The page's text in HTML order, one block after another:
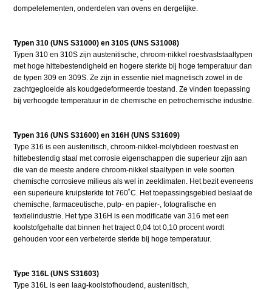
dompelelementen, onderdelen van ovens en dergelijke.
Typen 310 (UNS S31000) en 310S (UNS S31008)
Typen 310 en 310S zijn austenitische, chroom-nikkel roestvaststaaltypen
met hoge hittebestendigheid en hogere sterkte bij hoge temperatuur dan
de typen 309 en 309S. Ze zijn in essentie niet magnetisch zowel in de
zachtgegloeide als koudgedeformeerde toestand. Ze vinden toepassing
bij verhoogde temperatuur in de chemische en petrochemische industrie.
Typen 316 (UNS S31600) en 316H (UNS S31609)
Type 316 is een austenitisch, chroom-nikkel-molybdeen roestvast en
hittebestendig staal met corrosie eigenschappen die superieur zijn aan
die van de meeste andere chroom-nikkel staaltypen in vele soorten
chemische corrosieve milieus als wel in zeeklimaten. Het bezit eveneens
een superieure kruipsterkte tot 760˚C. Het toepassingsgebied beslaat de
chemische, farmaceutische, pulp- en papier-, fotografische en
textielindustrie. Het type 316H is een modificatie van 316 met een
koolstofgehalte dat binnen het traject 0,04 tot 0,10 procent wordt
gehouden voor een verbeterde sterkte bij hoge temperatuur.
Type 316L (UNS S31603)
Type 316L is een laag-koolstofhoudend, austenitisch,